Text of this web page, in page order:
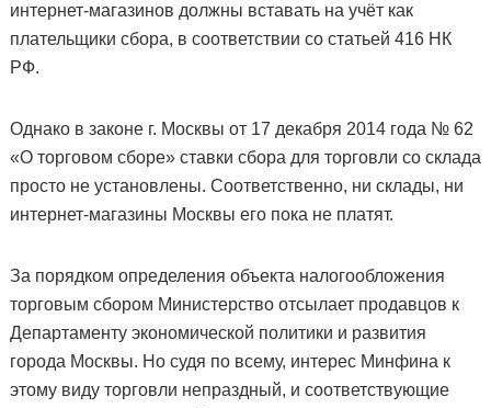
интернет-магазинов должны вставать на учёт как
плательщики сбора, в соответствии со статьей 416 НК
РФ.
Однако в законе г. Москвы от 17 декабря 2014 года № 62
«О торговом сборе» ставки сбора для торговли со склада
просто не установлены. Соответственно, ни склады, ни
интернет-магазины Москвы его пока не платят.
За порядком определения объекта налогообложения
торговым сбором Министерство отсылает продавцов к
Департаменту экономической политики и развития
города Москвы. Но судя по всему, интерес Минфина к
этому виду торговли непраздный, и соответствующие